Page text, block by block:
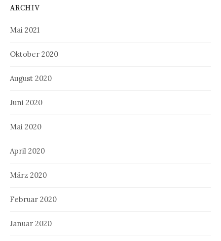
ARCHIV
Mai 2021
Oktober 2020
August 2020
Juni 2020
Mai 2020
April 2020
März 2020
Februar 2020
Januar 2020